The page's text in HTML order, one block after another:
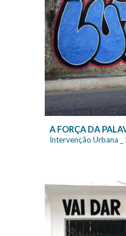
A FORÇA DA
Intervenção Urbana